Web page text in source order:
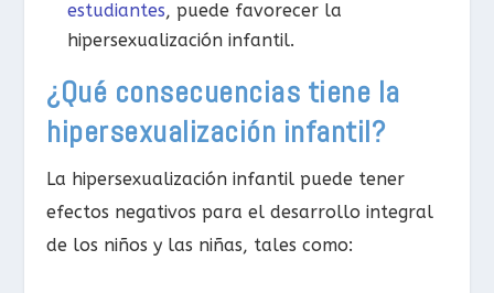
estudiantes, puede favorecer la
hipersexualización infantil.
¿Qué consecuencias tiene la
hipersexualización infantil?
La hipersexualización infantil puede tener
efectos negativos para el desarrollo integral
de los niños y las niñas, tales como: